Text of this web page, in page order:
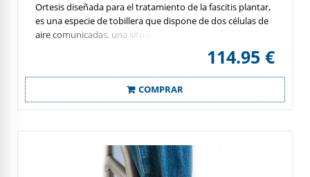
Ortesis diseñada para el tratamiento de la fascitis plantar,
es una especie de tobillera que dispone de dos células de
aire comunicadas, una situada bajo el pie y la otra en la
parte posterior del tendón de Aquiles, que va alternando
la compresión de forma localizada en función de la
marcha, reduciendo la inflamación, el edema y el dolor al
favorecer la circulación sanguínea.
114.95 €
COMPRAR